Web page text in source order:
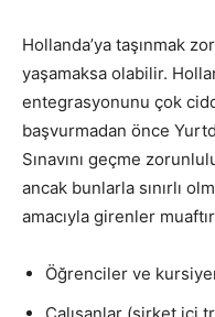
Hollanda’ya taşınmak
yaşamaksa olabilir.
entegrasyonunu çok
başvurmadan önce
Sınavını geçme
ancak bunlarla sınırlı
amacıyla girenler
Öğrenciler ve